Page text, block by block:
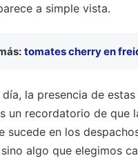
a simple vista.
tomates cherry en
la presencia de
un recordatorio de que
sucede en los
algo que elegimos